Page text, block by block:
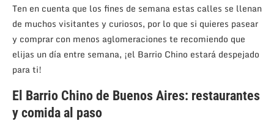
Ten en cuenta que los fines de semana estas calles se llenan
de muchos visitantes y curiosos, por lo que si quieres pasear
y comprar con menos aglomeraciones te recomiendo que
elijas un día entre semana, ¡el Barrio Chino estará despejado
para ti!
El Barrio Chino de Buenos Aires: restaurantes
y comida al paso